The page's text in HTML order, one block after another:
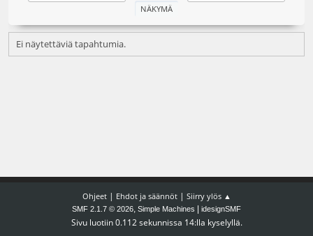
Ei näytettäviä tapahtumia.
Ohjeet| Ehdot ja säännöt| Siirry ylös ▲
SMF 2.1.7 © 2026, Simple Machines idesignSMF
Sivu luotiin 0.112 sekunnissa 14:lla kyselyllä.